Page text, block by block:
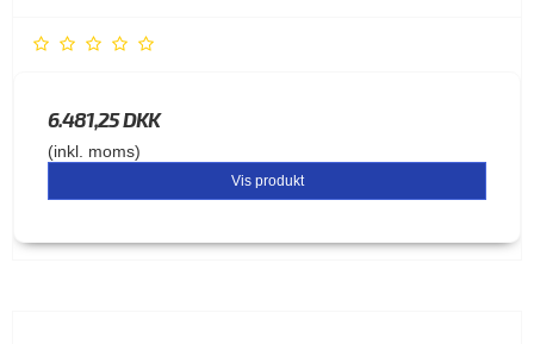
6.481,25 DKK
(inkl. moms)
Vis produkt